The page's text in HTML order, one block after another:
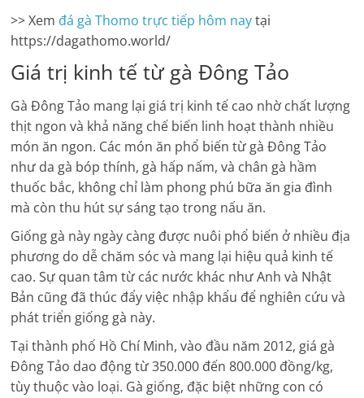
>> Xem đá gà Thomo trực tiếp hôm naytại
https://dagathomo.world/
Giá trị kinh tế từ gà Đông Tảo
Gà Đông Tảo mang lại giá trị kinh tế cao nhờ chất lượng
thịt ngon và khả năng chế biến linh hoạt thành nhiều
món ăn ngon. Các món ăn phổ biến từ gà Đông Tảo
như da gà bóp thính, gà hấp nấm, và chân gà hầm
thuốc bắc, không chỉ làm phong phú bữa ăn gia đình
mà còn thu hút sự sáng tạo trong nấu ăn.
Giống gà này ngày càng được nuôi phổ biến ở nhiều địa
phương do dễ chăm sóc và mang lại hiệu quả kinh tế
cao. Sự quan tâm từ các nước khác như Anh và Nhật
Bản cũng đã thúc đẩy việc nhập khẩu để nghiên cứu và
phát triển giống gà này.
Tại thành phố Hồ Chí Minh, vào đầu năm 2012, giá gà
Đông Tảo dao động từ 350.000 đến 800.000 đồng/kg,
tùy thuộc vào loại. Gà giống, đặc biệt những con có